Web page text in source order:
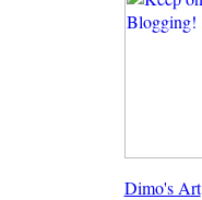
Dimo's Art